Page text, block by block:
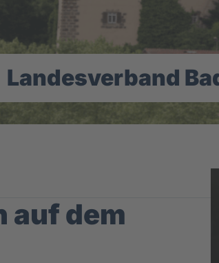
Landesverband
auf dem